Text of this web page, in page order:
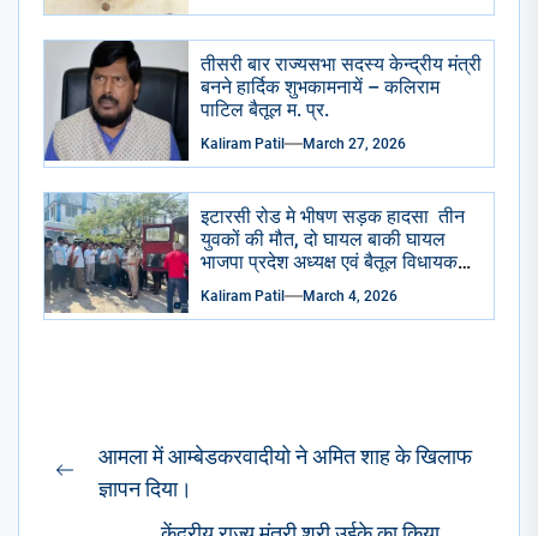
तीसरी बार राज्यसभा सदस्य केन्द्रीय मंत्री
बनने हार्दिक शुभकामनायें – कलिराम
पाटिल बैतूल म. प्र.
Kaliram Patil March 27, 2026
इटारसी रोड मे भीषण सड़क हादसा तीन
युवकों की मौत, दो घायल बाकी घायल
भाजपा प्रदेश अध्यक्ष एवं बैतूल विधायक
हेमंत खंडेलवाल ने जिला अस्पताल
पहुंचकर जताया शोक घायलों के समुचित
Kaliram Patil March 4, 2026
Post
navigation
Previous
आमला में आम्बेडकरवादीयो ने अमित शाह के खिलाफ
ज्ञापन दिया।